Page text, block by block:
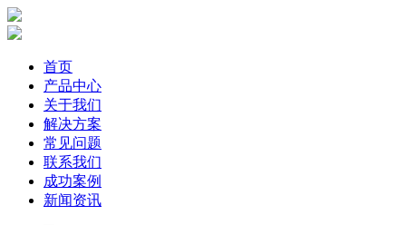
首页
产品中心
关于我们
解决方案
常见问题
联系我们
成功案例
新闻资讯